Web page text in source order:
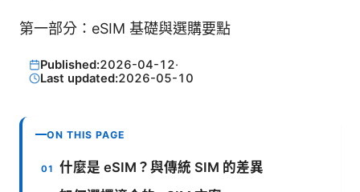
第一部分：eSIM 基礎與選購要點
Published:2026-04-12·
Last updated:2026-05-10
ON THIS PAGE
什麼是 eSIM？與傳統 SIM 的差異